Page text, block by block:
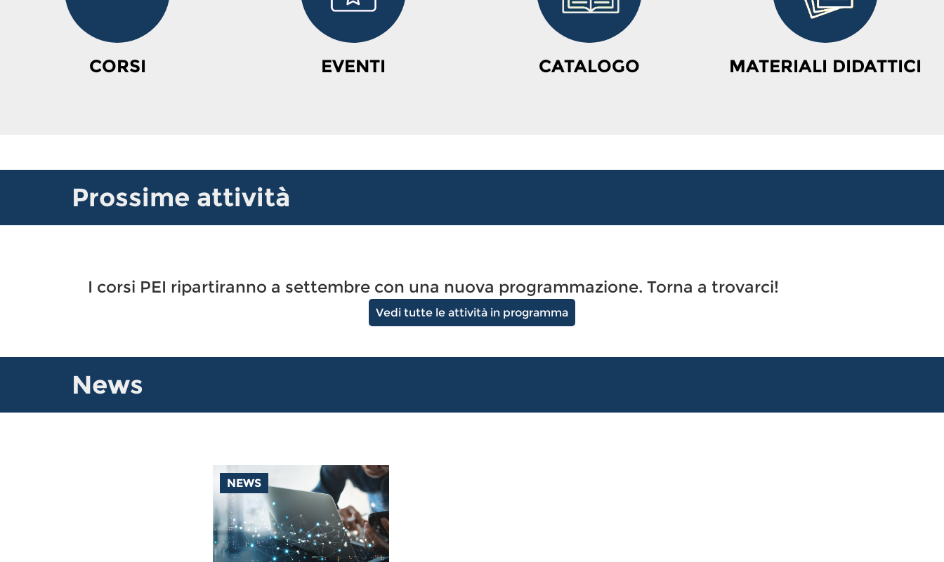
CORSI EVENTI CATALOGO MATERIALI DIDATTICI
Prossime attività
I corsi PEI ripartiranno a settembre con una nuova programmazione. Torna a trovarci!
Vedi tutte le attività in programma
News
NEWS